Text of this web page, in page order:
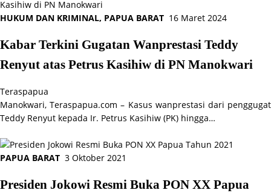
HUKUM DAN KRIMINAL, PAPUA BARAT 16 Maret 2024
Kabar Terkini Gugatan Wanprestasi Teddy
Renyut atas Petrus Kasihiw di PN Manokwari
Teraspapua
Manokwari, Teraspapua.com – Kasus wanprestasi dari penggugat
Teddy Renyut kepada Ir. Petrus Kasihiw (PK) hingga…
PAPUA BARAT 3 Oktober 2021
Presiden Jokowi Resmi Buka PON XX Papua